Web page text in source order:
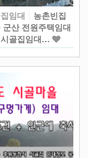
임대
농촌빈집
군산 전원주택임대
시골집임대…